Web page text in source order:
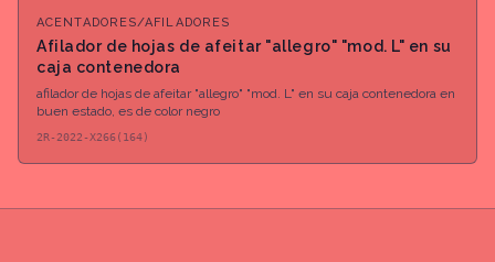
ACENTADORES/AFILADORES
Afilador de hojas de afeitar "allegro" "mod. L" en su
caja contenedora
afilador de hojas de afeitar "allegro" "mod. L" en su caja contenedora en
buen estado, es de color negro
2R-2022-X266(164)